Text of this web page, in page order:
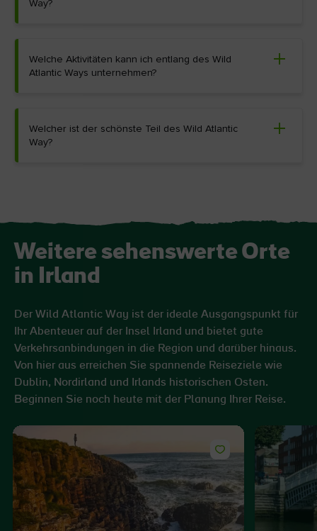
Way?
Welche Aktivitäten kann ich entlang des Wild
Atlantic Ways unternehmen?
Welcher ist der schönste Teil des Wild Atlantic
Way?
Weitere sehenswerte Orte
in Irland
Der Wild Atlantic Way ist der ideale Ausgangspunkt für
Ihr Abenteuer auf der Insel Irland und bietet gute
Verkehrsanbindungen in die Region und darüber hinaus.
Von hier aus erreichen Sie spannende Reiseziele wie
Dublin, Nordirland und Irlands historischen Osten.
Beginnen Sie noch heute mit der Planung Ihrer Reise.